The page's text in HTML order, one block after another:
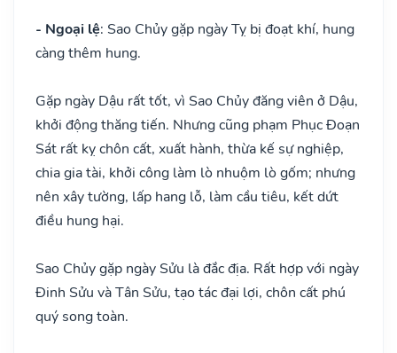
- Ngoại lệ: Sao Chủy gặp ngày Tỵ bị đoạt khí, hung
càng thêm hung.
Gặp ngày Dậu rất tốt, vì Sao Chủy đăng viên ở Dậu,
khởi động thăng tiến. Nhưng cũng phạm Phục Đoạn
Sát rất kỵ chôn cất, xuất hành, thừa kế sự nghiệp,
chia gia tài, khởi công làm lò nhuộm lò gốm; nhưng
nên xây tường, lấp hang lỗ, làm cầu tiêu, kết dứt
điều hung hại.
Sao Chủy gặp ngày Sửu là đắc địa. Rất hợp với ngày
Đinh Sửu và Tân Sửu, tạo tác đại lợi, chôn cất phú
quý song toàn.